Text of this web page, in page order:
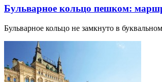
Бульварное кольцо пешком:
Бульварное кольцо не замкнуто в